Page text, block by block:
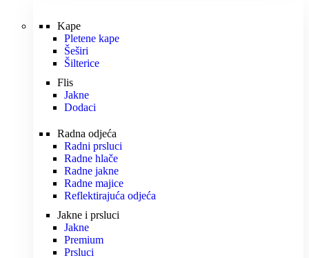
Kape
Pletene kape
Šeširi
Šilterice
Flis
Jakne
Dodaci
Radna odjeća
Radni prsluci
Radne hlače
Radne jakne
Radne majice
Reflektirajuća odjeća
Jakne i prsluci
Jakne
Premium
Prsluci